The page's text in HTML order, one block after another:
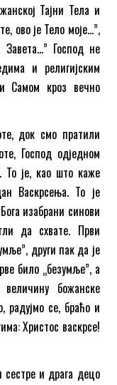
Тајни Тела и
ово је Тело моје…”,
Господ не
и религијским
Самом кроз вечно
док смо пратили
Господ одједном
је, као што каже
Васкрсења. То је
изабрани синови
да схвате. Први
други пак да је
било „безумље”, а
божанске
радујмо се, браћо и
Христос васкрсе!
сестре и драга децо